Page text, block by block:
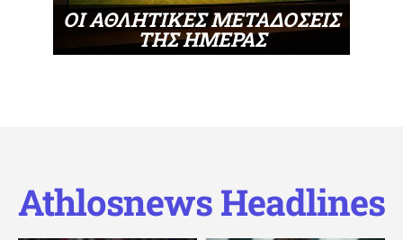
ΟΙ ΑΘΛΗΤΙΚΕΣ ΜΕΤΑΔΟΣΕΙΣ
ΤΗΣ ΗΜΕΡΑΣ
Athlosnews Headlines